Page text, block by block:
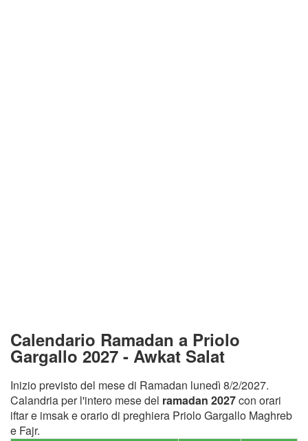
Calendario Ramadan a Priolo
Gargallo 2027 - Awkat Salat
Inizio previsto del mese di Ramadan lunedì 8/2/2027.
Calandria per l'intero mese del ramadan 2027con orari
iftar e imsak e orario di preghiera Priolo Gargallo Maghreb
e Fajr.